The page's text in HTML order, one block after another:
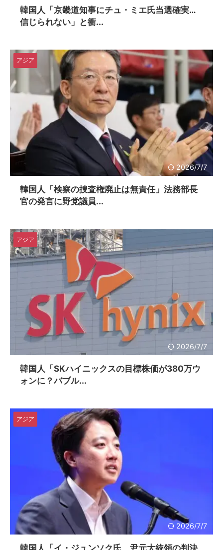
韓国人「京畿道知事にチュ・ミエ氏当選確実…
信じられない」と衝...
2026/7/7
アジア
韓国人「検察の捜査権廃止は無責任」法務部長
官の発言に野党議員...
2026/7/7
アジア
韓国人「SKハイニックスの目標株価が380万ウ
ォンに？バブル...
2026/7/7
アジア